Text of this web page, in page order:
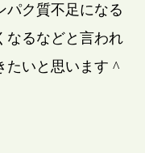
パク質不足になる
なるなどと言われ
たいと思います ^